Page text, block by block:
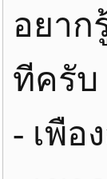
อยาก
ทีครับ
- เพือ